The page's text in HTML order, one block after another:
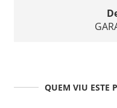
QUEM VIU ESTE